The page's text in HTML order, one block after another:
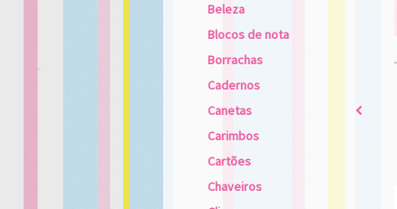
Beleza
Blocos de nota
Borrachas
Cadernos
Canetas
2
Carimbos
Cartões
Chaveiros